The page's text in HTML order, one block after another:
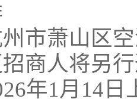
市萧山区
商人将另
年1月14